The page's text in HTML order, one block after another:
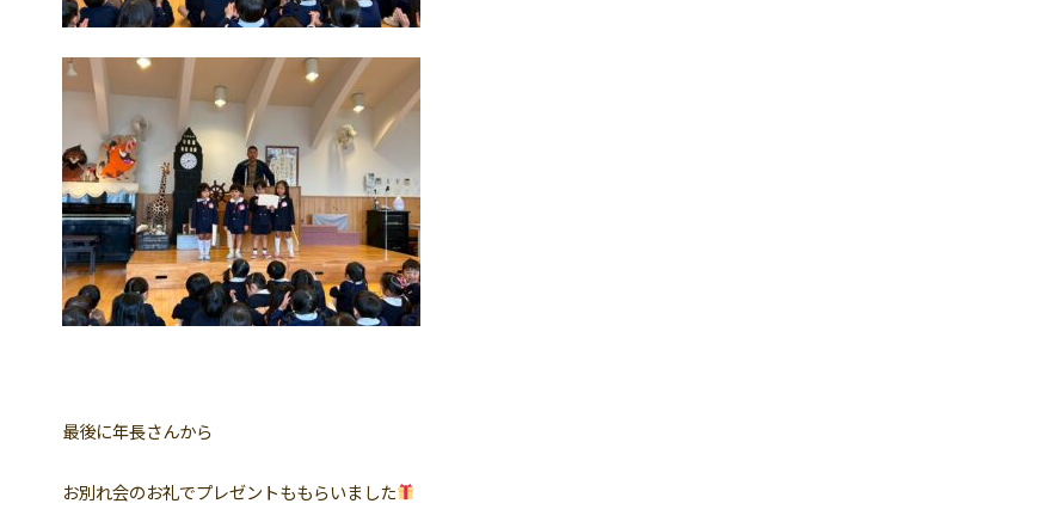
最後に年長さんから
お別れ会のお礼でプレゼントももらいました